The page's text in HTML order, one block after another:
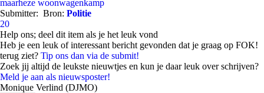
maarheze woonwagenkamp
Submitter: Bron: Politie
20
Help ons; deel dit item als je het leuk vond
Heb je een leuk of interessant bericht gevonden dat je graag op FOK!
terug ziet? Tip ons dan via de submit!
Zoek jij altijd de leukste nieuwtjes en kun je daar leuk over schrijven?
Meld je aan als nieuwsposter!
Monique Verlind (DJMO)